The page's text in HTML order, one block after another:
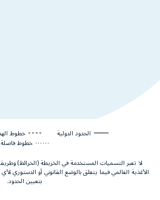
الحدود الدولية خطوط
خطوط
لا تعبر التسميات المستخدمة في الخريطة (الخرائط)
الأغذية العالمي فيما يتعلق بالوضع القانوني أو الدستوري
بتعيين الحدود.